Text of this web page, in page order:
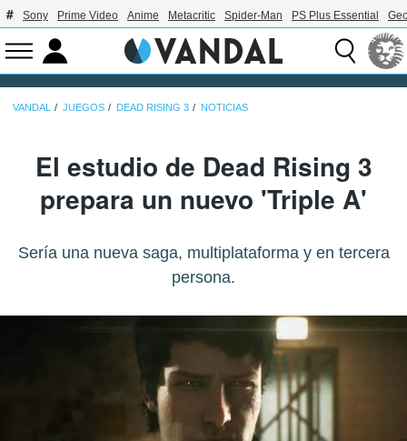
Sony Prime Video Anime Metacritic Spider-Man PS Plus Essential
VANDAL JUEGOS DEAD RISING 3 NOTICIAS
El estudio de Dead Rising 3
prepara un nuevo 'Triple A'
Sería una nueva saga, multiplataforma y en tercera
persona.